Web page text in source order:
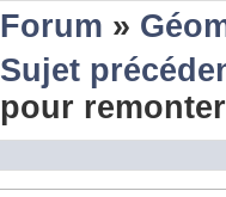
Forum »
Sujet
pour